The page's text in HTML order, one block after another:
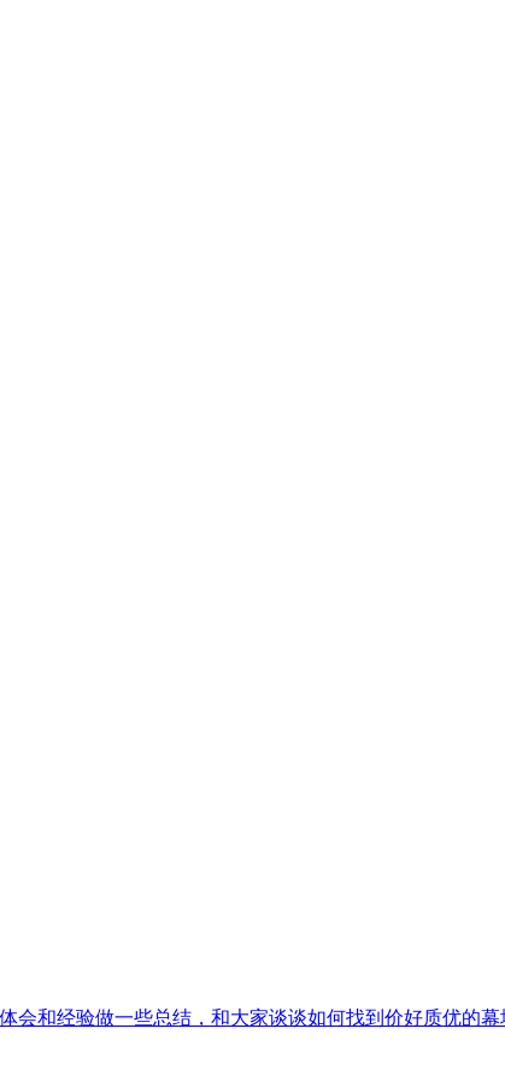
会和经验做一些总结，和大家谈谈如何找到 价好质优的幕